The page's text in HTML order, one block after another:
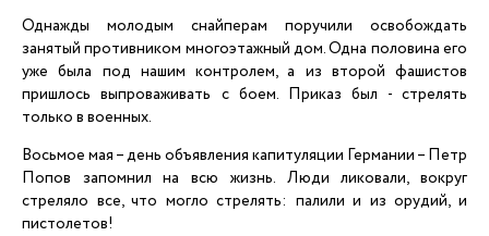
Однажды молодым снайперам поручили освобождать
занятый противником многоэтажный дом. Одна половина его
уже была под нашим контролем, а из второй фашистов
пришлось выпроваживать с боем. Приказ был - стрелять
только в военных.
Восьмое мая – день объявления капитуляции Германии – Петр
Попов запомнил на всю жизнь. Люди ликовали, вокруг
стреляло все, что могло стрелять: палили и из орудий, и
пистолетов!